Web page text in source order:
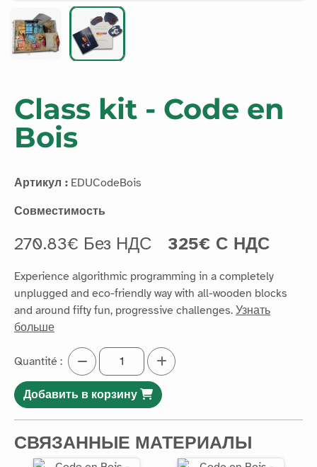
Class kit - Code en
Bois
Артикул : EDUCodeBois
Совместимость
270.83€ Без НДС 325€ С НДС
Experience algorithmic programming in a completely
unplugged and eco-friendly way with all-wooden blocks
and around fifty fun, progressive challenges. Узнать
больше
Quantité :
Добавить в корзину
СВЯЗАННЫЕ МАТЕРИАЛЫ